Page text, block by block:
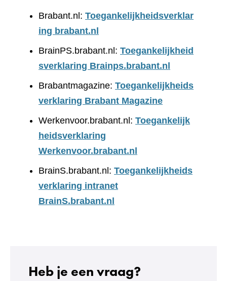
Brabant.nl: Toegankelijkheidsverklar
ing brabant.nl
BrainPS.brabant.nl: Toegankelijkheid
sverklaring Brainps.brabant.nl
Brabantmagazine: Toegankelijkheids
verklaring Brabant Magazine
Werkenvoor.brabant.nl: Toegankelijk
heidsverklaring
Werkenvoor.brabant.nl
BrainS.brabant.nl: Toegankelijkheids
verklaring intranet
BrainS.brabant.nl
Heb je een vraag?